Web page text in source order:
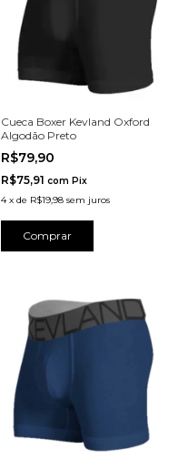
Cueca Boxer Kevland Oxford
Algodão Preto
R$79,90
R$75,91 com Pix
4 x de R$19,98 sem juros
Comprar